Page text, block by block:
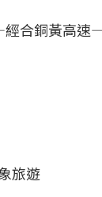
合銅黃高速
旅遊